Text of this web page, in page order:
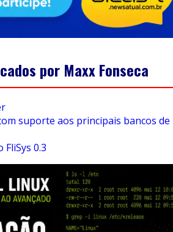
por Maxx Fonseca
suporte aos principais bancos de
FliSys 0.3